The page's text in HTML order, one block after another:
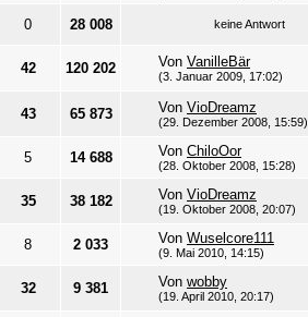
0 28 008 keine Antwort
42 120 202 Von VanilleBär
(3. Januar 2009, 17:02)
43 65 873 Von VioDreamz
(29. Dezember 2008, 15:59)
5 14 688 Von ChiloOor
(28. Oktober 2008, 15:28)
35 38 182 Von VioDreamz
(19. Oktober 2008, 20:07)
8 2 033 Von Wuselcore111
(9. Mai 2010, 14:15)
32 9 381 Von wobby
(19. April 2010, 20:17)